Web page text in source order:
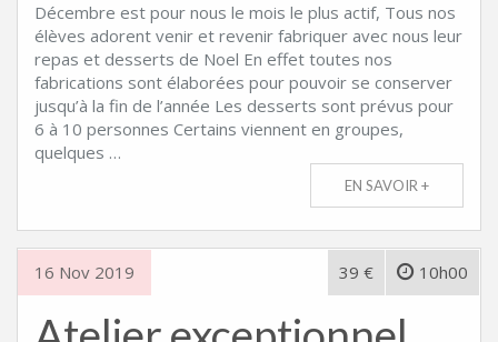
Décembre est pour nous le mois le plus actif, Tous nos
élèves adorent venir et revenir fabriquer avec nous leur
repas et desserts de Noel En effet toutes nos
fabrications sont élaborées pour pouvoir se conserver
jusqu’à la fin de l’année Les desserts sont prévus pour
6 à 10 personnes Certains viennent en groupes,
quelques …
EN SAVOIR +
16 Nov 2019 10h00
39 €